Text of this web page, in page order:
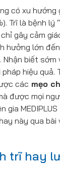
có xu hướng
Trĩ là bệnh lý
gây cảm
hưởng lớn
biết sớm
hiệu quả.
các mẹo
được mọi
gia
này qua
trĩ hay